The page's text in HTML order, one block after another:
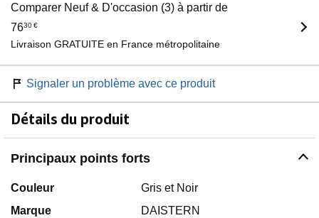
Comparer Neuf & D'occasion (3) à partir de
7630€
Livraison GRATUITE en France métropolitaine
Signaler un problème avec ce produit
Détails du produit
Principaux points forts
Couleur
Gris et ​Noir
Marque
DAISTERN